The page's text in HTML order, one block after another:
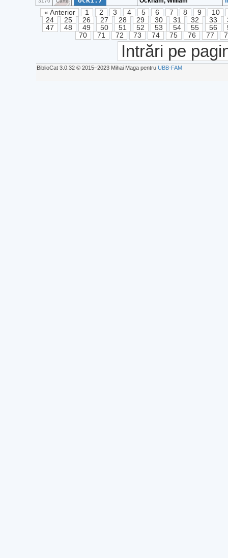
« Anterior 1 2 3 4 5 6 7 8 9
10
24
25 26 27 28 29 30 31 32 33
47
48 49 50 51 52 53 54 55 56
70
71 72 73 74 75 76 77
Intrări pe
BiblioCat 3.0.32 © 2015‒2023 Mihai Maga pentru UBB-FAM